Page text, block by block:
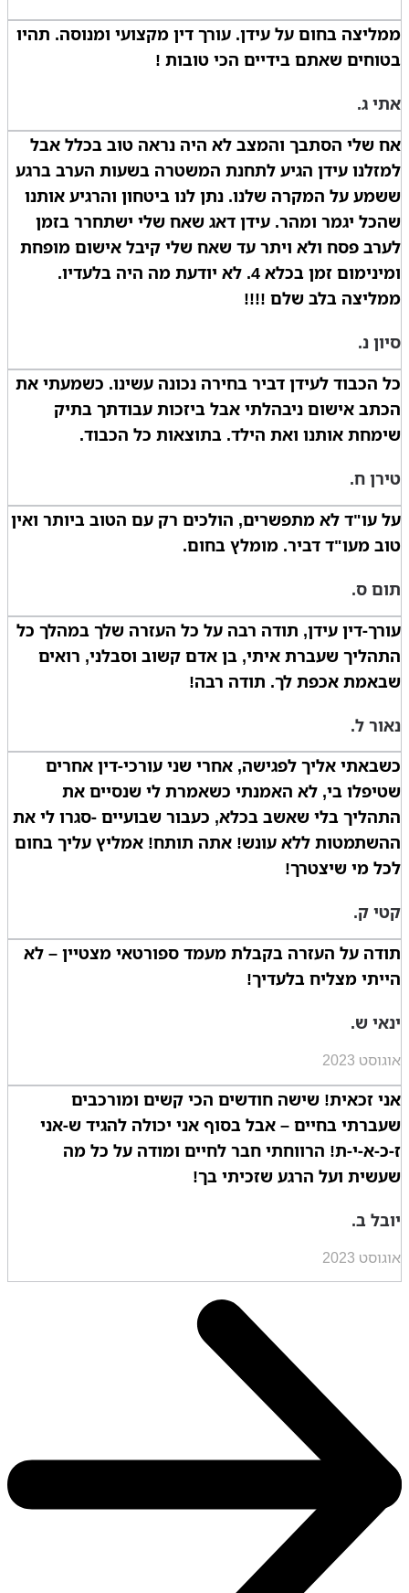
ממליצה בחום על עידן. עורך דין מקצועי ומנוסה. תהיו
בטוחים שאתם בידיים הכי טובות !
אתי ג.
אח שלי הסתבך והמצב לא היה נראה טוב בכלל אבל
למזלנו עידן הגיע לתחנת המשטרה בשעות הערב ברגע
ששמע על המקרה שלנו. נתן לנו ביטחון והרגיע אותנו
שהכל יגמר ומהר. עידן דאג שאח שלי ישתחרר בזמן
לערב פסח ולא ויתר עד שאח שלי קיבל אישום מופחת
ומינימום זמן בכלא 4. לא יודעת מה היה בלעדיו.
ממליצה בלב שלם !!!!
סיון נ.
כל הכבוד לעידן דביר בחירה נכונה עשינו. כשמעתי את
הכתב אישום ניבהלתי אבל ביזכות עבודתך בתיק
שימחת אותנו ואת הילד. בתוצאות כל הכבוד.
טירן ח.
על עו"ד לא מתפשרים, הולכים רק עם הטוב ביותר ואין
טוב מעו"ד דביר. מומלץ בחום.
תום ס.
עורך-דין עידן, תודה רבה על כל העזרה שלך במהלך כל
התהליך שעברת איתי, בן אדם קשוב וסבלני, רואים
שבאמת אכפת לך. תודה רבה!
נאור ל.
כשבאתי אליך לפגישה, אחרי שני עורכי-דין אחרים
שטיפלו בי, לא האמנתי כשאמרת לי שנסיים את
התהליך בלי שאשב בכלא, כעבור שבועיים -סגרו לי את
ההשתמטות ללא עונש! אתה תותח! אמליץ עליך בחום
לכל מי שיצטרך!
קטי ק.
תודה על העזרה בקבלת מעמד ספורטאי מצטיין – לא
הייתי מצליח בלעדיך!
ינאי ש.
אוגוסט 2023
אני זכאית! שישה חודשים הכי קשים ומורכבים
שעברתי בחיים – אבל בסוף אני יכולה להגיד ש-אני
ז-כ-א-י-ת! הרווחתי חבר לחיים ומודה על כל מה
שעשית ועל הרגע שזכיתי בך!
יובל ב.
אוגוסט 2023